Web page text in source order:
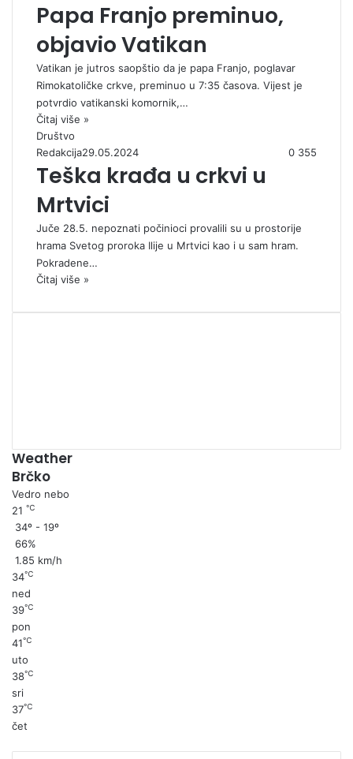
Papa Franjo preminuo,
objavio Vatikan
Vatikan je jutros saopštio da je papa Franjo, poglavar
Rimokatoličke crkve, preminuo u 7:35 časova. Vijest je
potvrdio vatikanski komornik,…
Čitaj više »
Društvo
Redakcija29.05.2024 0 355
Teška krađa u crkvi u
Mrtvici
Juče 28.5. nepoznati počinioci provalili su u prostorije
hrama Svetog proroka Ilije u Mrtvici kao i u sam hram.
Pokradene…
Čitaj više »
Weather
Brčko
Vedro nebo
21 ℃
34º - 19º
66%
1.85 km/h
34℃
ned
39℃
pon
41℃
uto
38℃
sri
37℃
čet